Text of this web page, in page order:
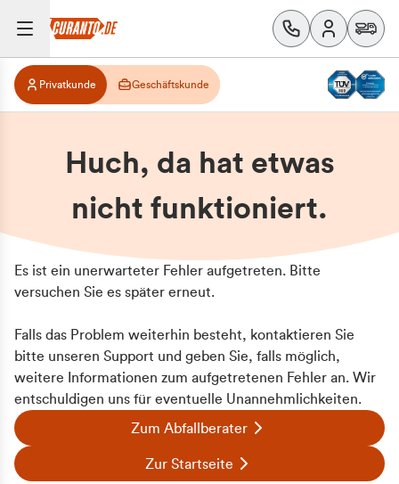
Privatkunde Geschäftskunde
Huch, da hat etwas
nicht funktioniert.
Es ist ein unerwarteter Fehler aufgetreten. Bitte
versuchen Sie es später erneut.
Falls das Problem weiterhin besteht, kontaktieren Sie
bitte unseren Support und geben Sie, falls möglich,
weitere Informationen zum aufgetretenen Fehler an. Wir
entschuldigen uns für eventuelle Unannehmlichkeiten.
Zum Abfallberater
Zur Startseite